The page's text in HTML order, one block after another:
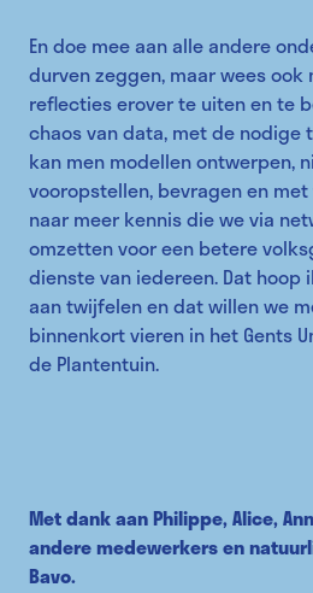
En doe mee aan alle andere
durven zeggen, maar wees
reflecties erover te uiten en te
chaos van data, met de nodige
kan men modellen ontwerpen,
vooropstellen, bevragen en
naar meer kennis die we via
omzetten voor een betere
dienste van iedereen. Dat
aan twijfelen en dat willen we
binnenkort vieren in het Gents
de Plantentuin.
Met dank aan Philippe, Alice,
andere medewerkers en
Bavo.